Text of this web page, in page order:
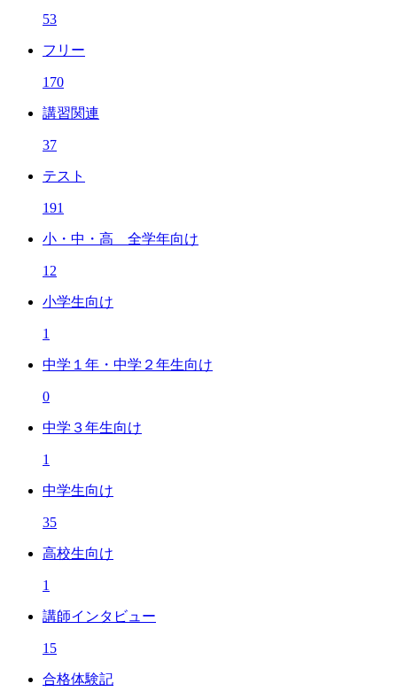
53
フリー
170
講習関連
37
テスト
191
小・中・高 全学年向け
12
小学生向け
1
中学１年・中学２年生向け
0
中学３年生向け
1
中学生向け
35
高校生向け
1
講師インタビュー
15
合格体験記